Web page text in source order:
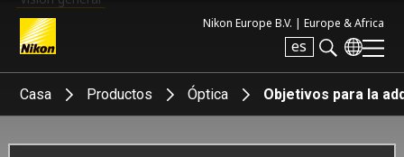
Nikon Europe B.V. | Europe & Africa
es
Search keyword(s)
Casa Productos Óptica Objetivos para la